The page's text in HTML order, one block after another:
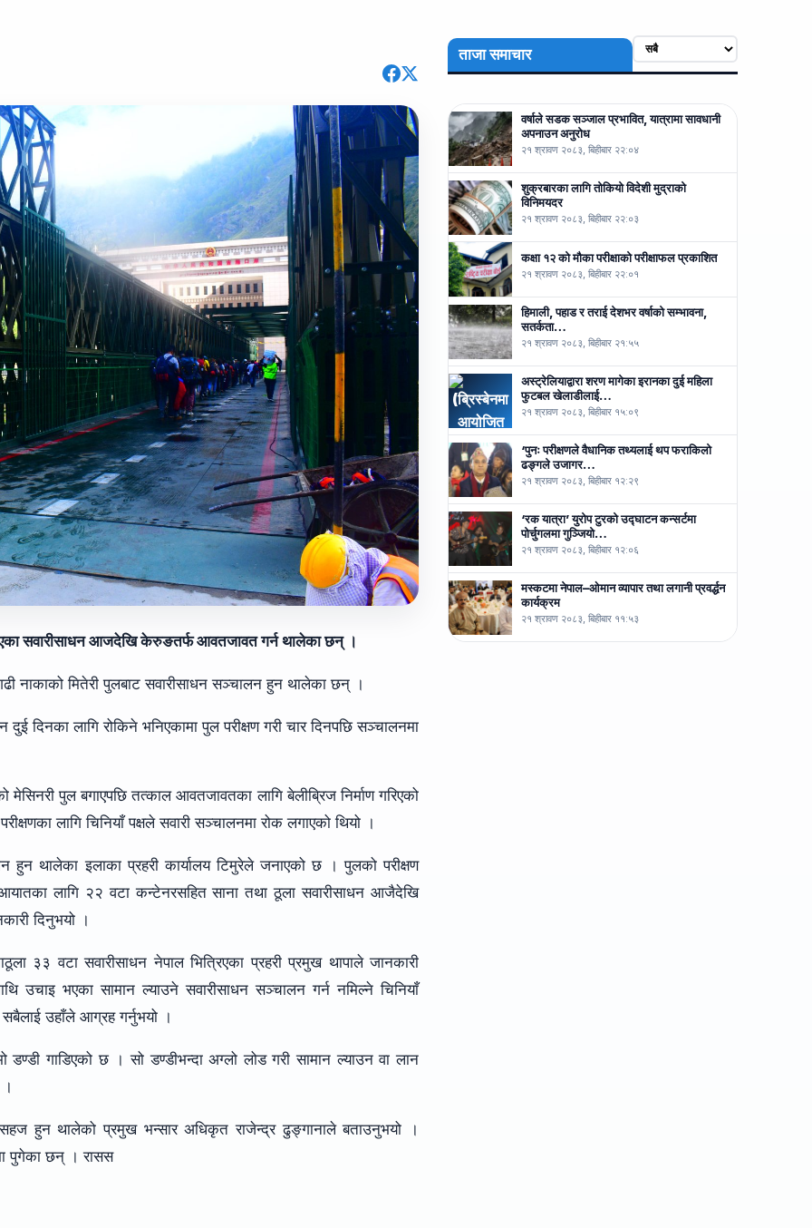
सवारीसाधन आजदेखि केरुङतर्फ आवतजावत गर्न थालेका छन् ।
नाकाको मितेरी पुलबाट सवारीसाधन सञ्चालन हुन थालेका छन् ।
दुई दिनका लागि रोकिने भनिएकामा पुल परीक्षण गरी चार दिनपछि सञ्चालनमा
पुल बगाएपछि तत्काल आवतजावतका लागि बेलीब्रिज निर्माण गरिएको
लागि चिनियाँ पक्षले सवारी सञ्चालनमा रोक लगाएको थियो ।
हुन थालेका इलाका प्रहरी कार्यालय टिमुरेले जनाएको छ । पुलको परीक्षण
लागि २२ वटा कन्टेनरसहित साना तथा ठूला सवारीसाधन आजैदेखि
दिनुभयो ।
३३ वटा सवारीसाधन नेपाल भित्रिएका प्रहरी प्रमुख थापाले जानकारी
उचाइ भएका सामान ल्याउने सवारीसाधन सञ्चालन गर्न नमिल्ने चिनियाँ
उहाँले आग्रह गर्नुभयो ।
गाडिएको छ । सो डण्डीभन्दा अग्लो लोड गरी सामान ल्याउन वा लान
हुन थालेको प्रमुख भन्सार अधिकृत राजेन्द्र ढुङ्गानाले बताउनुभयो ।
पुगेका छन् । रासस
ताजा समाचार
वर्षाले सडक सञ्जाल प्रभावित, यात्रामा सावधानी
अपनाउन अनुरोध
२१ श्रावण २०८३, बिहीबार २२:०४
शुक्रबारका लागि तोकियो विदेशी मुद्राको
विनिमयदर
२१ श्रावण २०८३, बिहीबार २२:०३
कक्षा १२ को मौका परीक्षाको परीक्षाफल प्रकाशित
२१ श्रावण २०८३, बिहीबार २२:०१
हिमाली, पहाड र तराई देशभर वर्षाको सम्भावना,
सतर्कता…
२१ श्रावण २०८३, बिहीबार २१:५५
अस्ट्रेलियाद्वारा शरण मागेका इरानका दुई महिला
फुटबल खेलाडीलाई…
२१ श्रावण २०८३, बिहीबार १५:०९
‘पुनः परीक्षणले वैधानिक तथ्यलाई थप फराकिलो
ढङ्गले उजागर…
२१ श्रावण २०८३, बिहीबार १२:२९
‘रक यात्रा’ युरोप टुरको उद्घाटन कन्सर्टमा
पोर्चुगलमा गुञ्जियो…
२१ श्रावण २०८३, बिहीबार १२:०६
मस्कटमा नेपाल–ओमान व्यापार तथा लगानी प्रवर्द्धन
कार्यक्रम
२१ श्रावण २०८३, बिहीबार ११:५३